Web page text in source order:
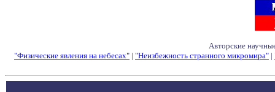
Авторские
"Физические явления на небесах" | "Неизбежность странного микромира" |